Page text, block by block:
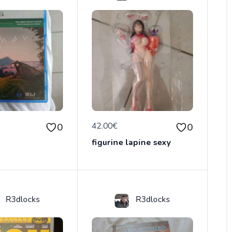
0 42.00€ 0
figurine lapine sexy
R3dlocks R3dlocks